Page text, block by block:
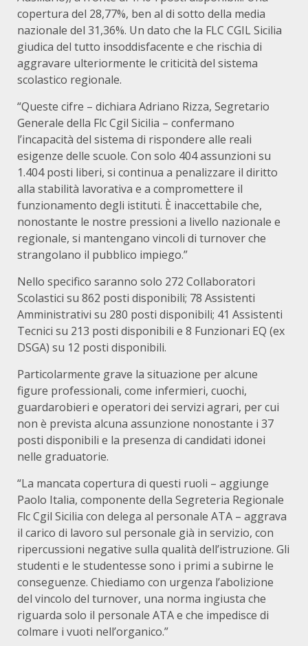
copertura del 28,77%, ben al di sotto della media
nazionale del 31,36%. Un dato che la FLC CGIL Sicilia
giudica del tutto insoddisfacente e che rischia di
aggravare ulteriormente le criticità del sistema
scolastico regionale.
“Queste cifre – dichiara Adriano Rizza, Segretario
Generale della Flc Cgil Sicilia – confermano
l’incapacità del sistema di rispondere alle reali
esigenze delle scuole. Con solo 404 assunzioni su
1.404 posti liberi, si continua a penalizzare il diritto
alla stabilità lavorativa e a compromettere il
funzionamento degli istituti. È inaccettabile che,
nonostante le nostre pressioni a livello nazionale e
regionale, si mantengano vincoli di turnover che
strangolano il pubblico impiego.”
Nello specifico saranno solo 272 Collaboratori
Scolastici su 862 posti disponibili; 78 Assistenti
Amministrativi su 280 posti disponibili; 41 Assistenti
Tecnici su 213 posti disponibili e 8 Funzionari EQ (ex
DSGA) su 12 posti disponibili.
Particolarmente grave la situazione per alcune
figure professionali, come infermieri, cuochi,
guardarobieri e operatori dei servizi agrari, per cui
non è prevista alcuna assunzione nonostante i 37
posti disponibili e la presenza di candidati idonei
nelle graduatorie.
“La mancata copertura di questi ruoli – aggiunge
Paolo Italia, componente della Segreteria Regionale
Flc Cgil Sicilia con delega al personale ATA – aggrava
il carico di lavoro sul personale già in servizio, con
ripercussioni negative sulla qualità dell’istruzione. Gli
studenti e le studentesse sono i primi a subirne le
conseguenze. Chiediamo con urgenza l’abolizione
del vincolo del turnover, una norma ingiusta che
riguarda solo il personale ATA e che impedisce di
colmare i vuoti nell’organico.”